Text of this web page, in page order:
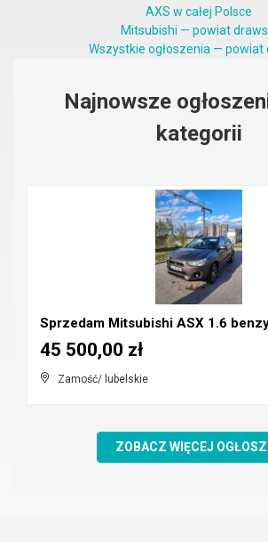
AXS w całej Polsce
Mitsubishi — powiat
Wszystkie ogłoszenia — powiat
Najnowsze
kategorii
Zamość/ lubelskie
45 500,00 zł
ZOBACZ WIĘCEJ